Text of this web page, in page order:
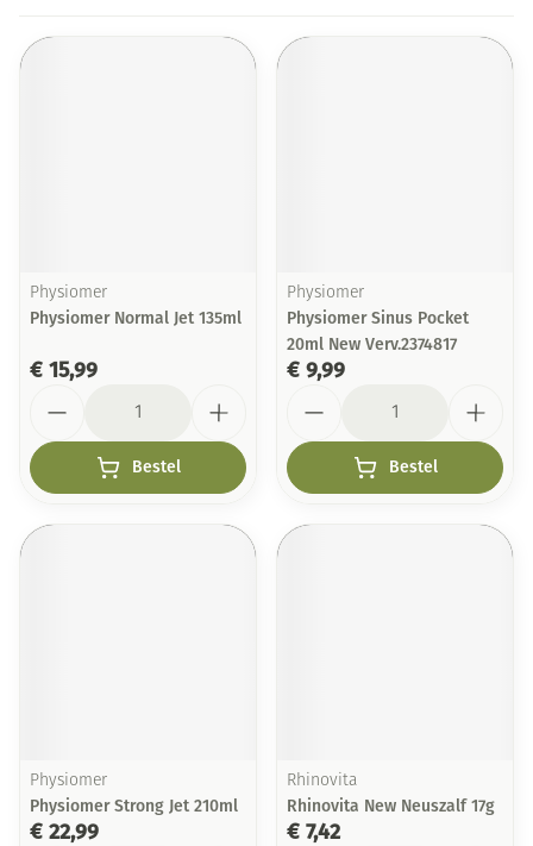
Physiomer
Physiomer Normal Jet 135ml
€ 15,99
Bestel
Physiomer
Physiomer Sinus Pocket
20ml New Verv.2374817
€ 9,99
Bestel
Physiomer
Physiomer Strong Jet 210ml
€ 22,99
Rhinovita
Rhinovita New Neuszalf 17g
€ 7,42